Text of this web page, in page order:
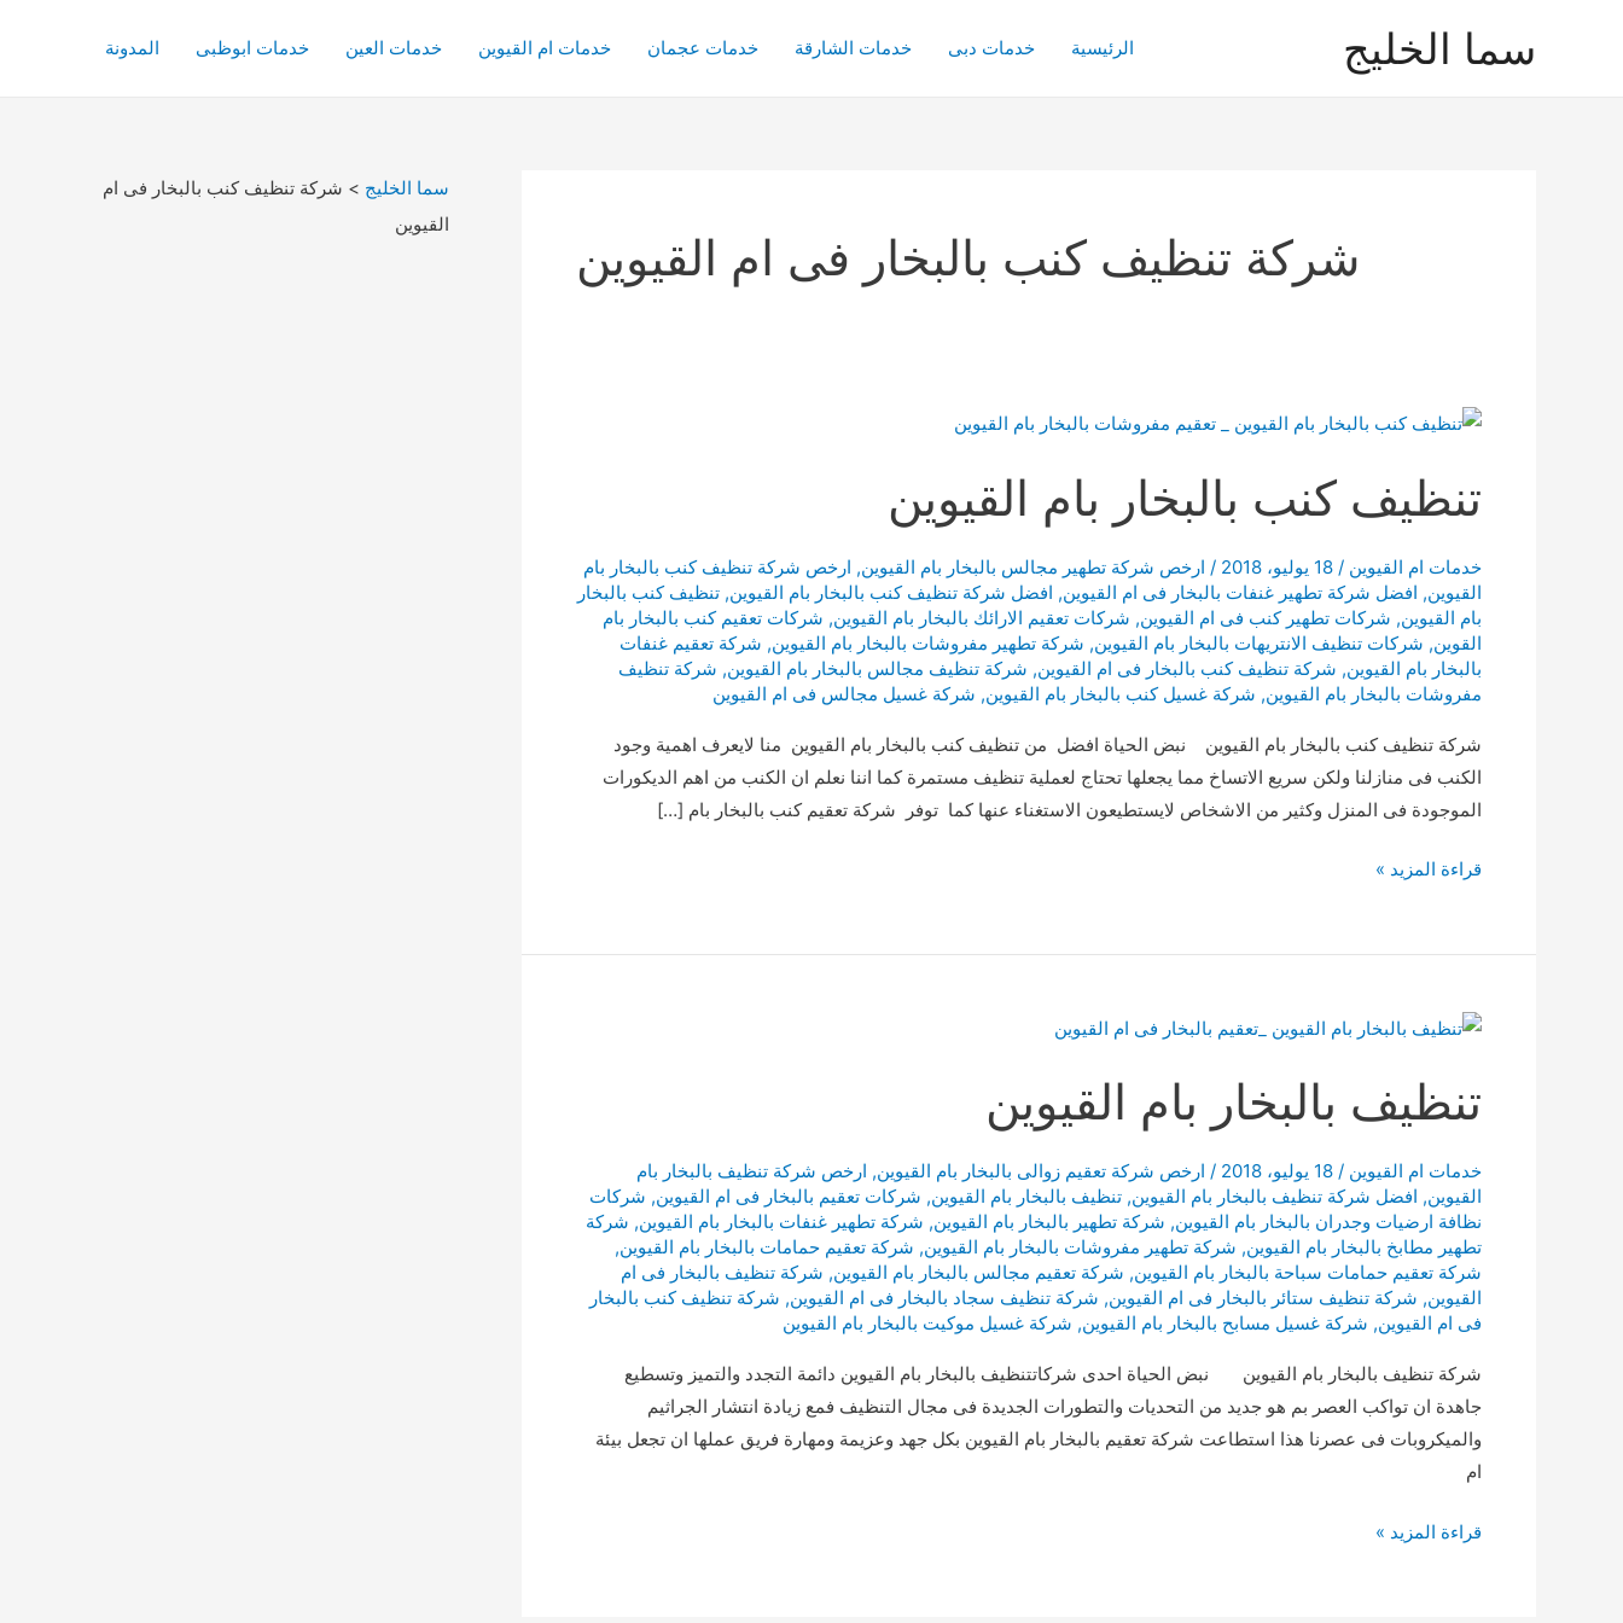
سما الخليج الرئيسية خدمات دبى خدمات الشارقة خدمات عجمان خدمات ام القيوين خدمات العين خدمات ابوظبى المدونة
شركة تنظيف كنب بالبخار فى ام القيوين
تنظيف كنب بالبخار بام القيوين
خدمات ام القيوين / 18 يوليو، 2018 / ارخص شركة تطهير مجالس بالبخار بام القيوين, ارخص شركة تنظيف كنب بالبخار بام
القيوين, افضل شركة تطهير غنفات بالبخار فى ام القيوين, افضل شركة تنظيف كنب بالبخار بام القيوين, تنظيف كنب بالبخار
بام القيوين, شركات تطهير كنب فى ام القيوين, شركات تعقيم الارائك بالبخار بام القيوين, شركات تعقيم كنب بالبخار بام
القوين, شركات تنظيف الانتريهات بالبخار بام القيوين, شركة تطهير مفروشات بالبخار بام القيوين, شركة تعقيم غنفات
بالبخار بام القيوين, شركة تنظيف كنب بالبخار فى ام القيوين, شركة تنظيف مجالس بالبخار بام القيوين, شركة تنظيف
مفروشات بالبخار بام القيوين, شركة غسيل كنب بالبخار بام القيوين, شركة غسيل مجالس فى ام القيوين
شركة تنظيف كنب بالبخار بام القيوين نبض الحياة افضل من تنظيف كنب بالبخار بام القيوين منا لايعرف اهمية وجود
الكنب فى منازلنا ولكن سريع الاتساخ مما يجعلها تحتاج لعملية تنظيف مستمرة كما اننا نعلم ان الكنب من اهم الديكورات
الموجودة فى المنزل وكثير من الاشخاص لايستطيعون الاستغناء عنها كما توفر شركة تعقيم كنب بالبخار بام […]
تنظيف
قراءة المزيد »
تنظيف بالبخار بام القيوين
خدمات ام القيوين / 18 يوليو، 2018 / ارخص شركة تعقيم زوالى بالبخار بام القيوين, ارخص شركة تنظيف بالبخار بام
القيوين, افضل شركة تنظيف بالبخار بام القيوين, تنظيف بالبخار بام القيوين, شركات تعقيم بالبخار فى ام القيوين, شركات
نظافة ارضيات وجدران بالبخار بام القيوين, شركة تطهير بالبخار بام القيوين, شركة تطهير غنفات بالبخار بام القيوين, شركة
تطهير مطابخ بالبخار بام القيوين, شركة تطهير مفروشات بالبخار بام القيوين, شركة تعقيم حمامات بالبخار بام القيوين,
شركة تعقيم حمامات سباحة بالبخار بام القيوين, شركة تعقيم مجالس بالبخار بام القيوين, شركة تنظيف بالبخار فى ام
القيوين, شركة تنظيف ستائر بالبخار فى ام القيوين, شركة تنظيف سجاد بالبخار فى ام القيوين, شركة تنظيف كنب بالبخار
فى ام القيوين, شركة غسيل مسابح بالبخار بام القيوين, شركة غسيل موكيت بالبخار بام القيوين
شركة تنظيف بالبخار بام القيوين نبض الحياة احدى شركاتتنظيف بالبخار بام القيوين دائمة التجدد والتميز وتسطيع
جاهدة ان تواكب العصر بم هو جديد من التحديات والتطورات الجديدة فى مجال التنظيف فمع زيادة انتشار الجراثيم
والميكروبات فى عصرنا هذا استطاعت شركة تعقيم بالبخار بام القيوين بكل جهد وعزيمة ومهارة فريق عملها ان تجعل بيئة
ام
تنظيف
قراءة المزيد »
سما الخليج > شركة تنظيف كنب بالبخار فى ام
القيوين